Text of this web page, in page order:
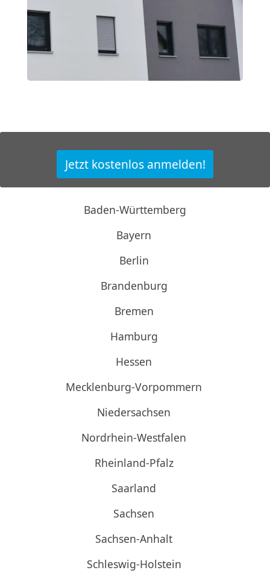
Jetzt kostenlos anmelden!
Baden-Württemberg
Bayern
Berlin
Brandenburg
Bremen
Hamburg
Hessen
Mecklenburg-Vorpommern
Niedersachsen
Nordrhein-Westfalen
Rheinland-Pfalz
Saarland
Sachsen
Sachsen-Anhalt
Schleswig-Holstein